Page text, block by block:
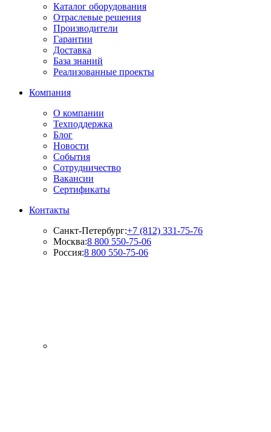
Каталог оборудования
Отраслевые решения
Производители
Гарантии
Доставка
База знаний
Реализованные проекты
Компания
О компании
Техподдержка
Блог
Новости
События
Сотрудничество
Вакансии
Сертификаты
Контакты
Санкт-Петербург:+7 (812) 331-75-76
Москва:8 800 550-75-06
Россия:8 800 550-75-06